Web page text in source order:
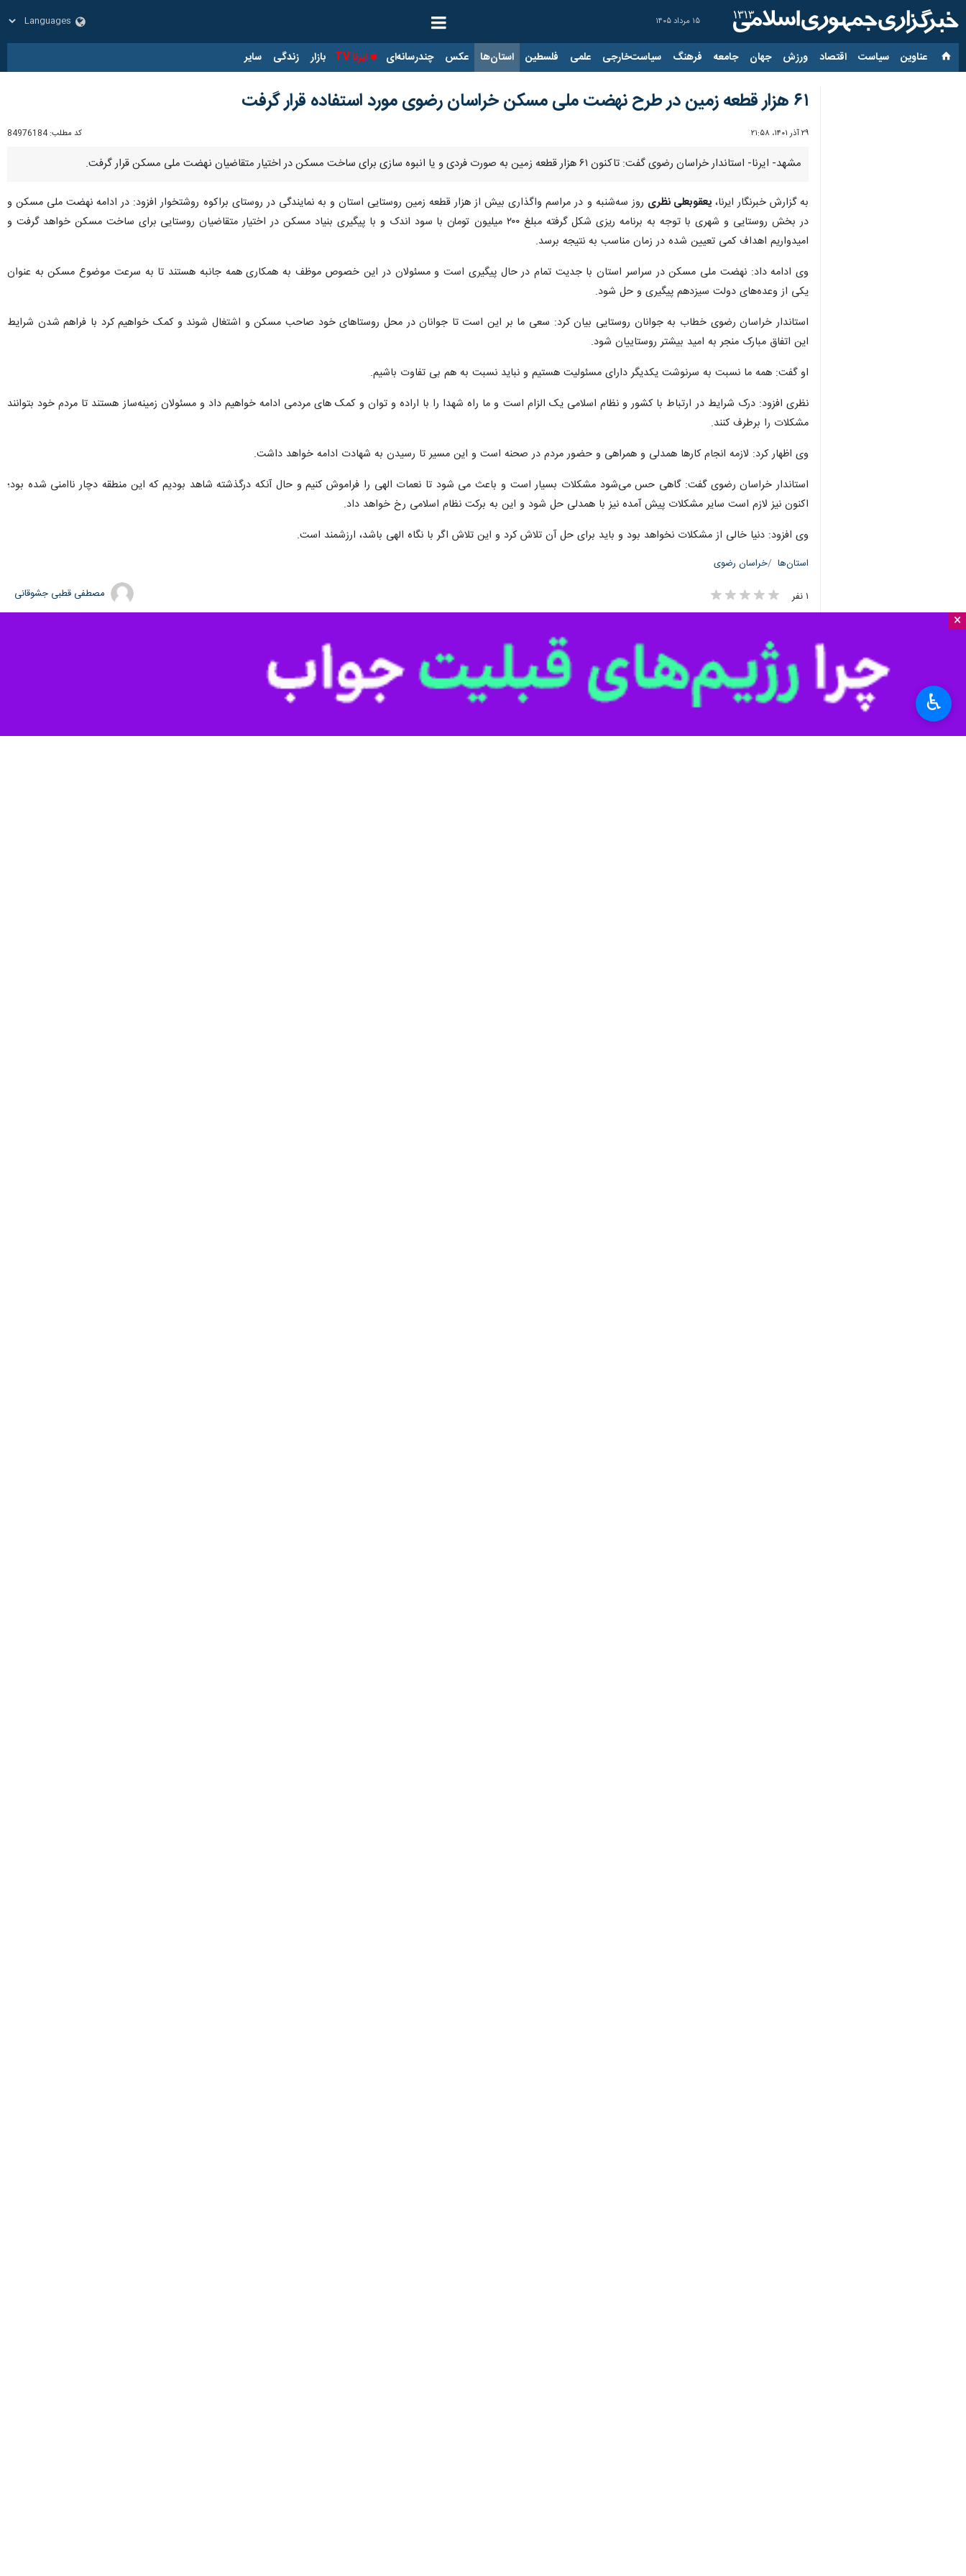
۱۵ مرداد ۱۴۰۵
عناوین‌ سیاست اقتصاد ورزش جهان جامعه فرهنگ سیاست‌خارجی علمی فلسطین استان‌ها عکس چندرسانه‌ای ایرنا TV بازار زندگی سایر
×
۶۱ هزار قطعه زمین در طرح نهضت ملی مسکن خراسان رضوی مورد استفاده قرار گرفت
۲۹ آذر ۱۴۰۱، ۲۱:۵۸ کد مطلب: 84976184
مشهد- ایرنا- استاندار خراسان رضوی گفت: تاکنون ۶۱ هزار قطعه زمین به صورت فردی و یا انبوه سازی برای ساخت مسکن در اختیار متقاضیان نهضت ملی مسکن قرار گرفت.
به گزارش خبرنگار ایرنا،یعقوبعلی نظری روز سه‌شنبه و در مراسم واگذاری بیش از هزار قطعه زمین روستایی استان و به نمایندگی در روستای براکوه روشتخوار افزود: در ادامه نهضت ملی مسکن و
در بخش روستایی و شهری با توجه به برنامه ریزی شکل گرفته مبلغ ۲۰۰ میلیون تومان با سود اندک و با پیگیری بنیاد مسکن در اختیار متقاضیان روستایی برای ساخت مسکن خواهد گرفت و
امیدواریم اهداف کمی تعیین شده در زمان مناسب به نتیجه برسد.
وی ادامه داد: نهضت ملی مسکن در سراسر استان با جدیت تمام در حال پیگیری است و مسئولان در این خصوص موظف به همکاری همه جانبه هستند تا به سرعت موضوع مسکن به عنوان
یکی از وعده‌های دولت سیزدهم پیگیری و حل شود.
استاندار خراسان رضوی خطاب به جوانان روستایی بیان کرد: سعی ما بر این است تا جوانان در محل روستاهای خود صاحب مسکن و اشتغال شوند و کمک خواهیم کرد با فراهم شدن شرایط
این اتفاق مبارک منجر به امید بیشتر روستاییان شود.
او گفت: همه ما نسبت به سرنوشت یکدیگر دارای مسئولیت هستیم و نباید نسبت به هم بی تفاوت باشیم.
نظری افزود: درک شرایط در ارتباط با کشور و نظام اسلامی یک الزام است و ما راه شهدا را با اراده و توان و کمک های مردمی ادامه خواهیم داد و مسئولان زمینه‌ساز هستند تا مردم خود بتوانند
مشکلات را برطرف کنند.
وی اظهار کرد: لازمه انجام کارها همدلی و همراهی و حضور مردم در صحنه است و این مسیر تا رسیدن به شهادت ادامه خواهد داشت.
استاندار خراسان رضوی گفت: گاهی حس می‌شود مشکلات بسیار است و باعث می شود تا نعمات الهی را فراموش کنیم و حال آنکه درگذشته شاهد بودیم که این منطقه دچار ناامنی شده بود؛
اکنون نیز لازم است سایر مشکلات پیش آمده نیز با همدلی حل شود و این به برکت نظام اسلامی رخ خواهد داد.
وی افزود: دنیا خالی از مشکلات نخواهد بود و باید برای حل آن تلاش کرد و این تلاش اگر با نگاه الهی باشد، ارزشمند است.
استان‌ها خراسان رضوی
۱ نفر مصطفی قطبی جشوقانی
تربت حیدریه
نهضت ملی مسکن
رشتخوار
یعقوبعلی نظری
♿︎